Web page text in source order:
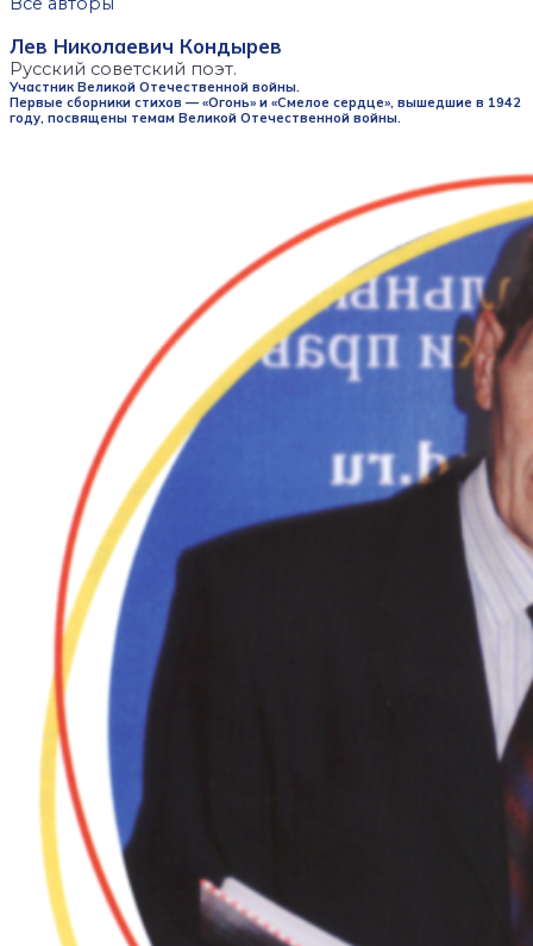
Лев Николаевич Кондырев
Русский советский поэт.
Участник Великой Отечественной войны.
Первые сборники стихов — «Огонь» и «Смелое сердце», вышедшие в 1942
году, посвящены темам Великой Отечественной войны.